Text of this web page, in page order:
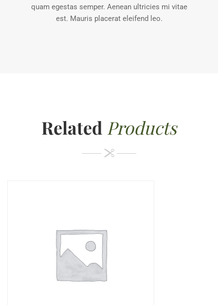
quam egestas semper. Aenean ultricies mi vitae
est. Mauris placerat eleifend leo.
Related Products